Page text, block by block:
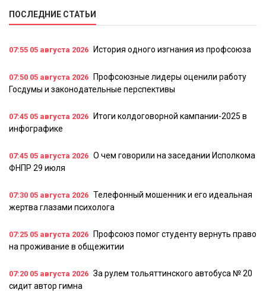
ПОСЛЕДНИЕ СТАТЬИ
07:55 05 августа 2026 История одного изгнания из профсоюза
07:50 05 августа 2026
Профсоюзные лидеры оценили работу
Госдумы и законодательные перспективы
07:45 05 августа 2026
Итоги колдоговорной кампании-2025 в
инфографике
07:45 05 августа 2026 О чем говорили на заседании Исполкома
ФНПР 29 июля
07:30 05 августа 2026 Телефонный мошенник и его идеальная
жертва глазами психолога
07:25 05 августа 2026
Профсоюз помог студенту вернуть право
на проживание в общежитии
07:20 05 августа 2026 За рулем тольяттинского автобуса № 20
сидит автор гимна